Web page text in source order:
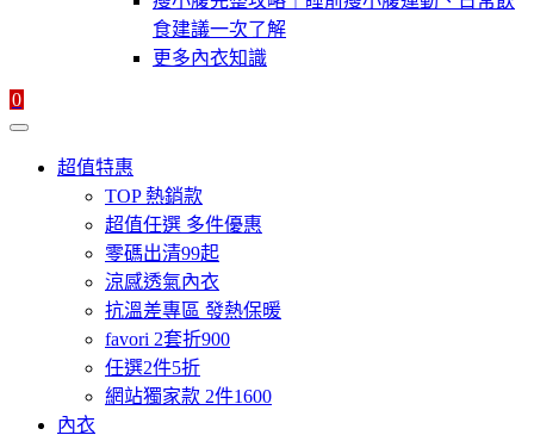
食建議一次了解
更多內衣知識
0
超值特惠
TOP 熱銷款
超值任選 多件優惠
零碼出清99起
涼感透氣內衣
抗溫差專區 發熱保暖
favori 2套折900
任選2件5折
網站獨家款 2件1600
內衣